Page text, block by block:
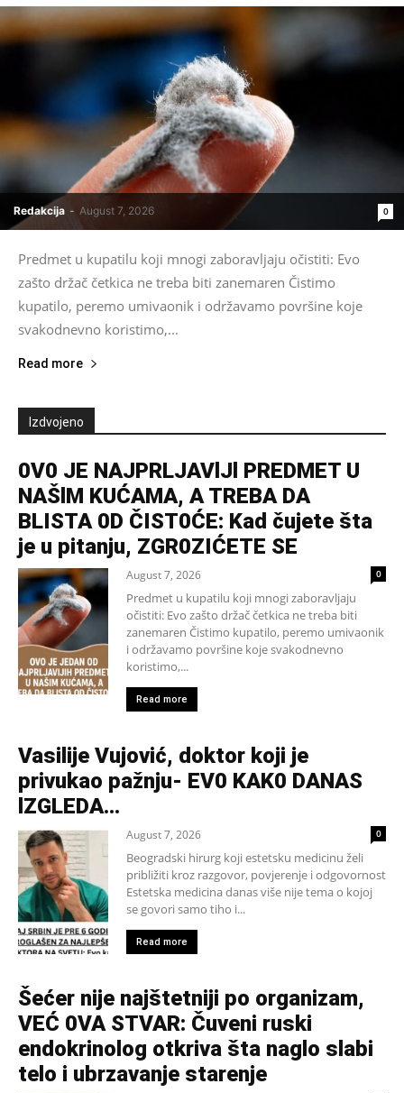
Redakcija - August 7, 2026 0
Predmet u kupatilu koji mnogi zaboravljaju očistiti: Evo
zašto držač četkica ne treba biti zanemaren Čistimo
kupatilo, peremo umivaonik i održavamo površine koje
svakodnevno koristimo,...
Read more
Izdvojeno
0V0 JE NAJPRLJAVlJl PREDMET U
NAŠlM KUĆAMA, A TREBA DA
BLISTA 0D ČIST0ĆE: Kad čujete šta
je u pitanju, ZGR0ZIĆETE SE
August 7, 2026 0
Predmet u kupatilu koji mnogi zaboravljaju
očistiti: Evo zašto držač četkica ne treba biti
zanemaren Čistimo kupatilo, peremo umivaonik
i održavamo površine koje svakodnevno
koristimo,...
Read more
Vasilije Vujović, doktor koji je
privukao pažnju- EV0 KAK0 DANAS
lZGLEDA…
August 7, 2026 0
Beogradski hirurg koji estetsku medicinu želi
približiti kroz razgovor, povjerenje i odgovornost
Estetska medicina danas više nije tema o kojoj
se govori samo tiho i...
Read more
Šećer nije najštetniji po organizam,
VEĆ 0VA STVAR: Čuveni ruski
endokrinolog otkriva šta naglo slabi
telo i ubrzavanje starenje